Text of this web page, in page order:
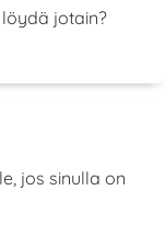
jotain?
jos sinulla on